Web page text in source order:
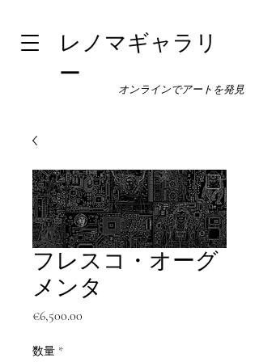
レノマギャラリ
ー
オンラインでアートを発見
フレスコ・オーグ
メンタ
€6,500.00
数量 *